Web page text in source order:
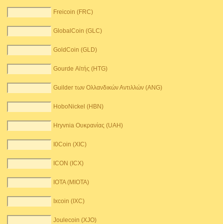
Freicoin (FRC)
GlobalCoin (GLC)
GoldCoin (GLD)
Gourde Αϊτής (HTG)
Guilder των Ολλανδικών Αντιλλών (ANG)
HoboNickel (HBN)
Hryvnia Ουκρανίας (UAH)
I0Coin (XIC)
ICON (ICX)
IOTA (MIOTA)
Ixcoin (IXC)
Joulecoin (XJO)